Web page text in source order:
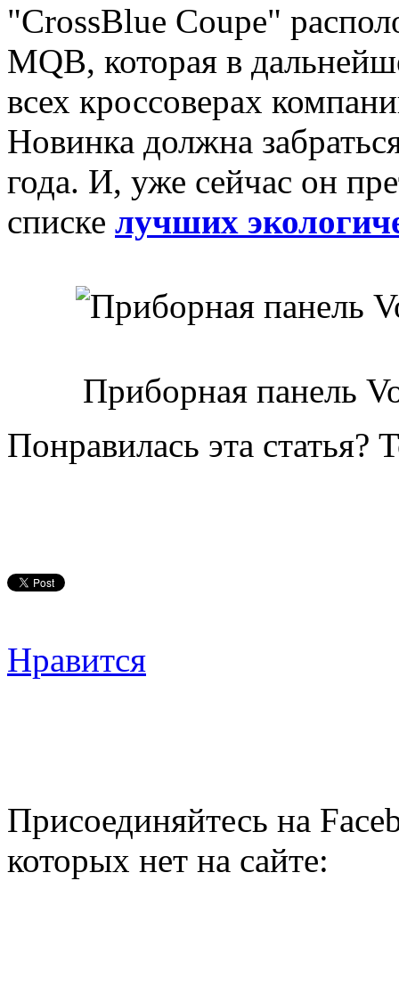
"CrossBlue Coupe"
MQB, которая в
всех кроссоверах
Новинка должна
года. И, уже сейчас он
списке лучших
Приборная панель
Понравилась эта статья?
Нравится
Присоединяйтесь на
которых нет на сайте: